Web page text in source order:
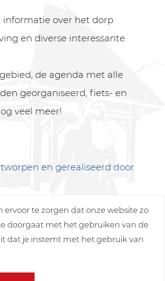
informatie over het dorp
en diverse interessante
de agenda met alle
georganiseerd, fiets- en
veel meer!
en gerealiseerd door
ervoor te zorgen dat onze website zo
doorgaat met het gebruiken van de
dat je instemt met het gebruik van